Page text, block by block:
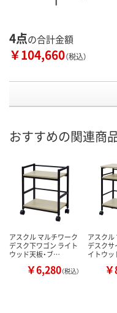
4点の合計金額
￥104,660（税込）
おすすめの関連商
アスクル マルチワーク
デスク下ワゴン ライト
ウッド天板・ブ…
￥6,280（税込）
アスクル
デスクサ
イトウ